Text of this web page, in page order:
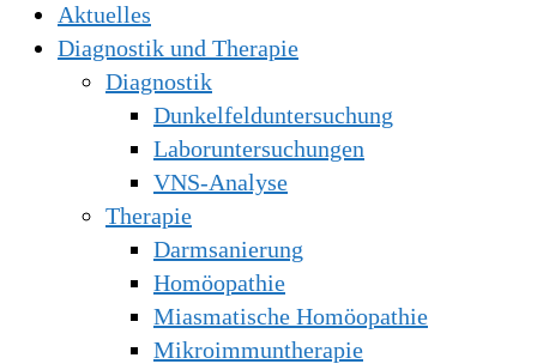
Aktuelles
Diagnostik und Therapie
Diagnostik
Dunkelfelduntersuchung
Laboruntersuchungen
VNS-Analyse
Therapie
Darmsanierung
Homöopathie
Miasmatische Homöopathie
Mikroimmuntherapie